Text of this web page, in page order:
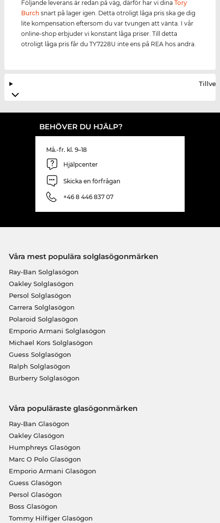
Följande leverans är redan på väg, därför har vi dinaTory
Burch snart på lager igen. Detta otroligt låga pris ska ge dig
lite kompensation eftersom du var tvungen att vänta. I vår
online-shop erbjuder vi konstant låga priser. Till detta
otroligt låga pris får du TY7228U inte ens på REA hos andra.
BEHÖVER DU HJÄLP?
Må.-fr. kl. 9–18
Hjälpcenter
Skicka en förfrågan
+46 8 446 837 07
Våra mest populära solglasögonmärken
Ray-Ban Solglasögon
Oakley Solglasögon
Persol Solglasögon
Carrera Solglasögon
Polaroid Solglasögon
Emporio Armani Solglasögon
Michael Kors Solglasögon
Guess Solglasögon
Ralph Solglasögon
Burberry Solglasögon
Våra populäraste glasögonmärken
Ray-Ban Glasögon
Oakley Glasögon
Humphreys Glasögon
Marc O Polo Glasögon
Emporio Armani Glasögon
Guess Glasögon
Persol Glasögon
Boss Glasögon
Tommy Hilfiger Glasögon